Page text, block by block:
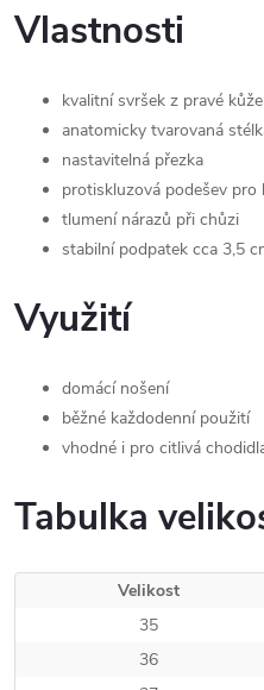
Vlastnosti
kvalitní svršek z pravé
anatomicky tvarovaná
nastavitelná přezka
protiskluzová podešev pro
tlumení nárazů při chůzi
stabilní podpatek cca 3,5
Využití
domácí nošení
běžné každodenní použití
vhodné i pro citlivá
Tabulka
Velikost
35
36